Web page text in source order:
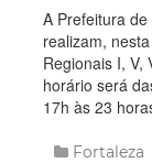
A Prefeitura
realizam,
Regionais I, V,
horário será
17h às 23
Fortaleza